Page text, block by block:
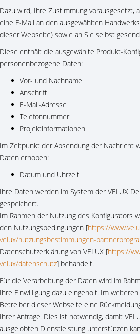
Dazu wird, Ihre Zustimmung vorausgesetzt,
eine E-Mail an den ausgewählten
dieser Webseite) sowie an Sie selbst
Diese enthält die ausgewählte Produkt-
personenbezogene Daten:
Vor- und Nachname
Anschrift
E-Mail-Adresse
Telefonnummer
Projektinformationen
Im Zeitpunkt der Absendung der Nachricht
Daten erhoben:
Datum und Uhrzeit
Ihre Daten werden im System der VELUX
gespeichert.
Im Rahmen der Nutzung des Konfigurators
den Nutzungsbedingungen [https://
velux/nutzungsbestimmungen-
Datenschutzerklärung von VELUX [https://
velux/datenschutz] behandelt.
Für die Verarbeitung der Daten wird im
Ihre Einwilligung dazu eingeholt. Im
Betreiber dieser Webseite eine
Ihrer Anfrage. Dies ist notwendig, damit
ausgelobten Dienstleistung unterstützen